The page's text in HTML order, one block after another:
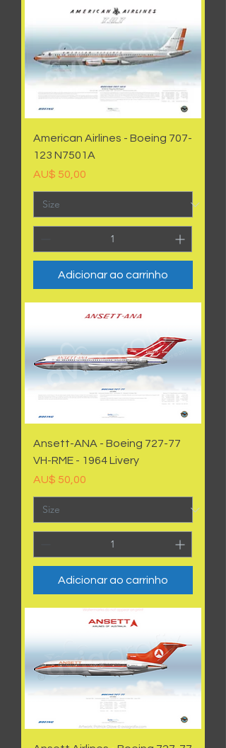
American Airlines - Boeing 707-
123 N7501A
Preço
AU$ 50,00
Adicionar ao carrinho
Ansett-ANA - Boeing 727-77
VH-RME - 1964 Livery
Preço
AU$ 50,00
Adicionar ao carrinho